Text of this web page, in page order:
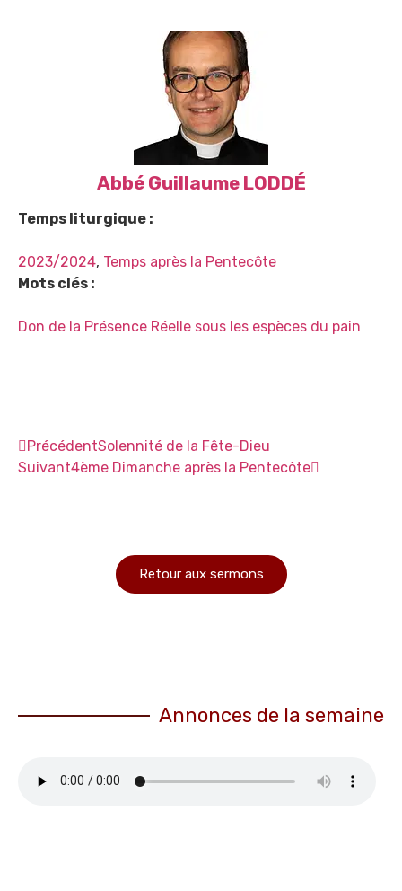
Abbé Guillaume LODDÉ
Temps liturgique :
2023/2024, Temps après la Pentecôte
Mots clés :
Don de la Présence Réelle sous les espèces du pain
PrécédentSolennité de la Fête-Dieu
Suivant4ème Dimanche après la Pentecôte
Retour aux sermons
Annonces de la semaine